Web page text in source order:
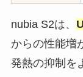
nubia S2は、
からの性能増
発熱の抑制を